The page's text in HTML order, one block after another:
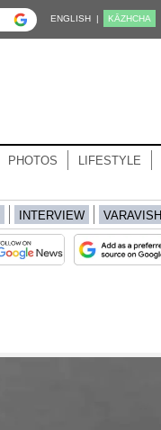
ENGLISH | KĀZHCHA
PHOTOS LIFESTYLE
INTERVIEW